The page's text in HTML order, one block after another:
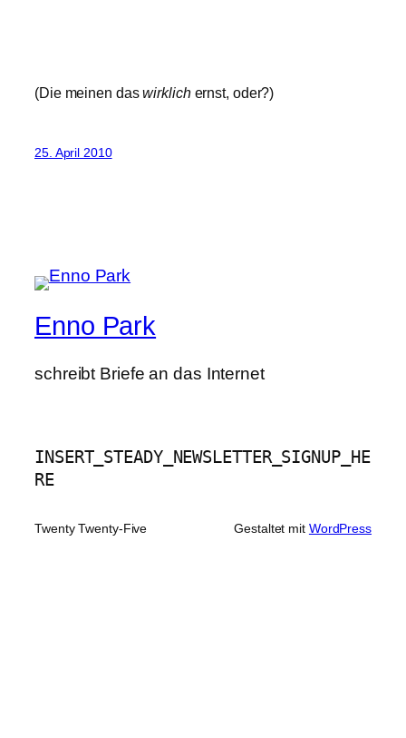
(Die meinen daswirklichernst, oder?)
25. April 2010
Enno Park
schreibt Briefe an das Internet
INSERT_STEADY_NEWSLETTER_SIGNUP_HE
RE
Twenty Twenty-Five Gestaltet mit WordPress